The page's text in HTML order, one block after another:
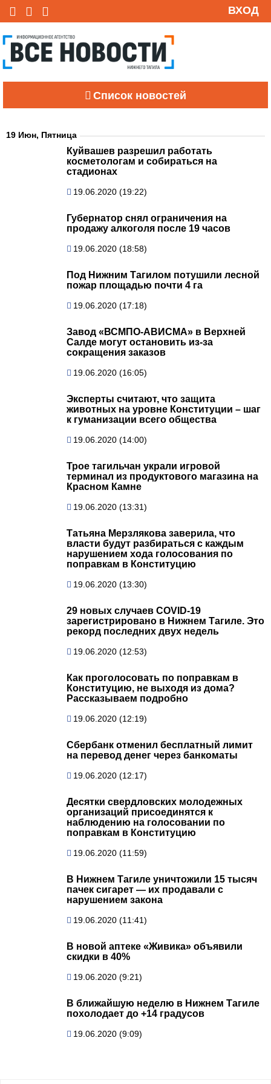
ВХОД
Список новостей
19 Июн, Пятница
Куйвашев разрешил работать
косметологам и собираться на
стадионах
19.06.2020 (19:22)
Губернатор снял ограничения на
продажу алкоголя после 19 часов
19.06.2020 (18:58)
Под Нижним Тагилом потушили лесной
пожар площадью почти 4 га
19.06.2020 (17:18)
Завод «ВСМПО-АВИСМА» в Верхней
Салде могут остановить из-за
сокращения заказов
19.06.2020 (16:05)
Эксперты считают, что защита
животных на уровне Конституции – шаг
к гуманизации всего общества
19.06.2020 (14:00)
Трое тагильчан украли игровой
терминал из продуктового магазина на
Красном Камне
19.06.2020 (13:31)
Татьяна Мерзлякова заверила, что
власти будут разбираться с каждым
нарушением хода голосования по
поправкам в Конституцию
19.06.2020 (13:30)
29 новых случаев COVID-19
зарегистрировано в Нижнем Тагиле. Это
рекорд последних двух недель
19.06.2020 (12:53)
Как проголосовать по поправкам в
Конституцию, не выходя из дома?
Рассказываем подробно
19.06.2020 (12:19)
Сбербанк отменил бесплатный лимит
на перевод денег через банкоматы
19.06.2020 (12:17)
Десятки свердловских молодежных
организаций присоединятся к
наблюдению на голосовании по
поправкам в Конституцию
19.06.2020 (11:59)
В Нижнем Тагиле уничтожили 15 тысяч
пачек сигарет — их продавали с
нарушением закона
19.06.2020 (11:41)
В новой аптеке «Живика» объявили
скидки в 40%
19.06.2020 (9:21)
В ближайшую неделю в Нижнем Тагиле
похолодает до +14 градусов
19.06.2020 (9:09)